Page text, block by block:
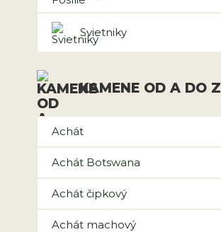
Svietniky
KAMENE OD A DO Z
Achát
Achát Botswana
Achát čipkový
Achát machový